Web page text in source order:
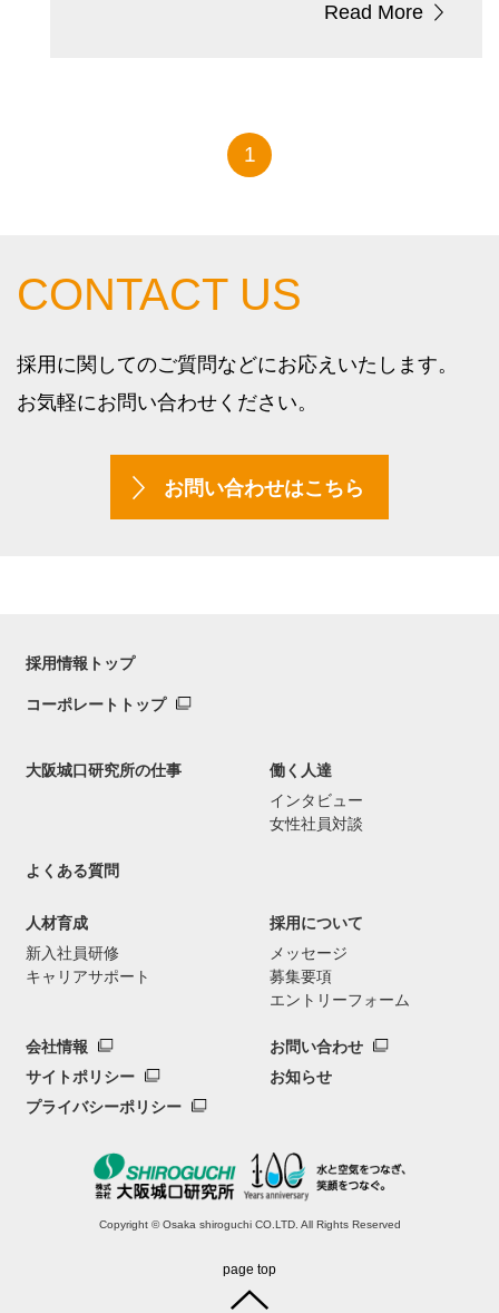
Read More
1
CONTACT US
採用に関してのご質問などにお応えいたします。
お気軽にお問い合わせください。
お問い合わせはこちら
採用情報トップ
コーポレートトップ
大阪城口研究所の仕事
働く人達
インタビュー
女性社員対談
よくある質問
人材育成
新入社員研修
キャリアサポート
採用について
メッセージ
募集要項
エントリーフォーム
会社情報
サイトポリシー
プライバシーポリシー
お問い合わせ
お知らせ
Copyright © Osaka shiroguchi CO.LTD. All Rights Reserved
page top